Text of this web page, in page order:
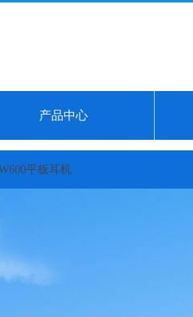
产品中心
机体验记录...